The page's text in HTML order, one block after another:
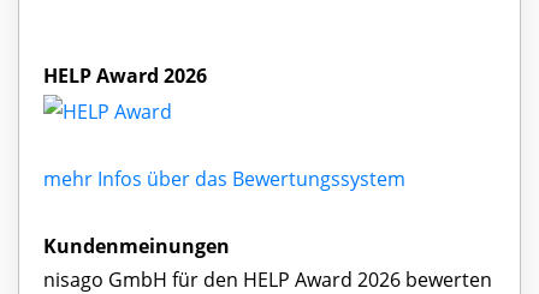
HELP Award 2026
mehr Infos über das Bewertungssystem
Kundenmeinungen
nisago GmbH für den HELP Award 2026 bewerten